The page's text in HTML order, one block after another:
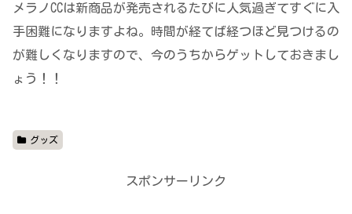
メラノCCは新商品が発売されるたびに人気過ぎてすぐに入
手困難になりますよね。時間が経てば経つほど見つけるの
が難しくなりますので、今のうちからゲットしておきまし
ょう！！
グッズ
スポンサーリンク